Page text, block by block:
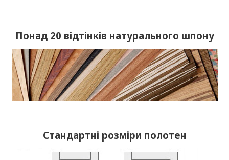
Понад 20 відтінків натурального шпону
Стандартні розміри полотен